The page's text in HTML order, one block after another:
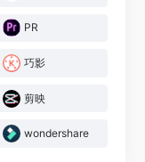
PR
巧影
剪映
wondershare